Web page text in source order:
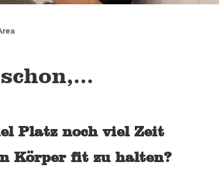
Platz noch viel Zeit
Körper fit zu halten?